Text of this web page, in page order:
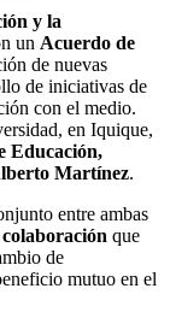
y la
un Acuerdo de
de nuevas
de iniciativas de
con el medio.
en Iquique,
Educación,
Martínez.
entre ambas
que
de
mutuo en el